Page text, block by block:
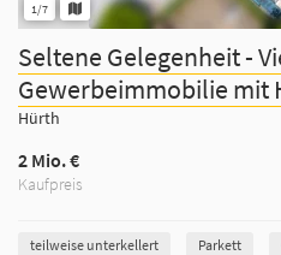
1/7
Seltene Gelegenheit -
Gewerbeimmobilie mit
Hürth
Kaufpreis
2 Mio. €
teilweise unterkellert Parkett